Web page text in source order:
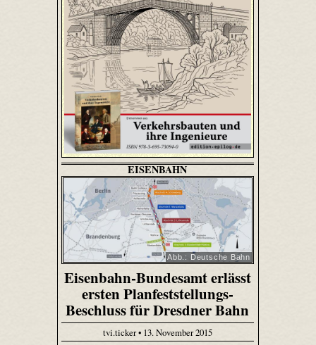
EISENBAHN
Abb.: Deutsche Bahn
Eisenbahn-Bundesamt erlässt
ersten Planfeststellungs-
Beschluss für Dresdner Bahn
tvi.ticker • 13. November 2015